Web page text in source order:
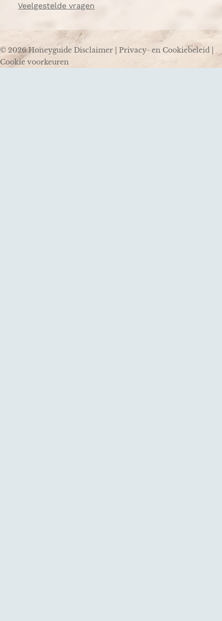
Veelgestelde vragen
© 2026 Honeyguide Disclaimer Privacy- en Cookiebeleid
Cookie voorkeuren